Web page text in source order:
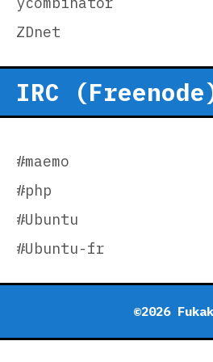
ZDnet
IRC
#maemo
#php
#Ubuntu
#Ubuntu-fr
©2026